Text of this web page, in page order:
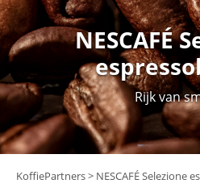
NESCAFÉ
Rijk van
KoffiePartners> NESCAFÉ Selezione